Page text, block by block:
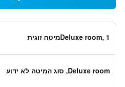
Deluxe room, 1מיטה זוגית
Deluxe room, סוג המיטה לא ידוע